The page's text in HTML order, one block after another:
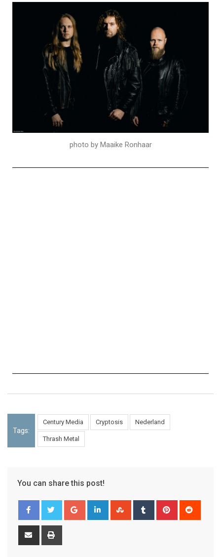
photo by Maaike Ronhaar
Tags:
Century Media Cryptosis Nederland
Thrash Metal
You can share this post!